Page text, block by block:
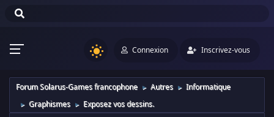
Connexion Inscrivez-vous
Forum Solarus-Games francophone ► Autres ► Informatique
► Graphismes ► Exposez vos dessins.